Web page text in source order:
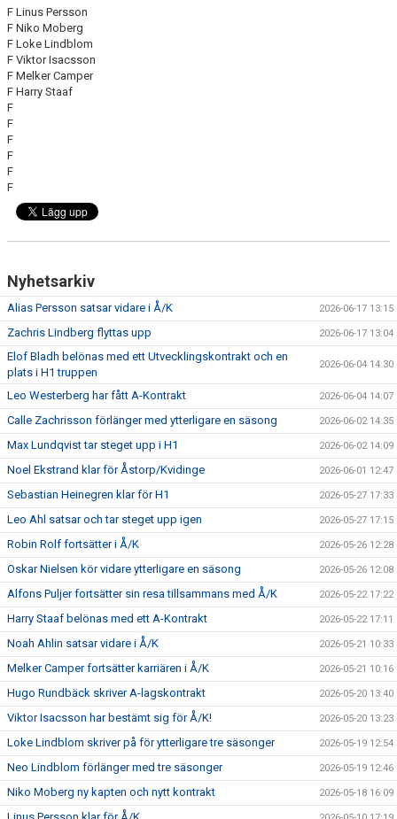
F Linus Persson
F Niko Moberg
F Loke Lindblom
F Viktor Isacsson
F Melker Camper
F Harry Staaf
F
F
F
F
F
F
Nyhetsarkiv
Alias Persson satsar vidare i Å/K 2026-06-17 13:15
Zachris Lindberg flyttas upp 2026-06-17 13:04
Elof Bladh belönas med ett Utvecklingskontrakt och en
plats i H1 truppen
2026-06-04 14:30
Leo Westerberg har fått A-Kontrakt 2026-06-04 14:07
Calle Zachrisson förlänger med ytterligare en säsong 2026-06-02 14:35
Max Lundqvist tar steget upp i H1 2026-06-02 14:09
Noel Ekstrand klar för Åstorp/Kvidinge 2026-06-01 12:47
Sebastian Heinegren klar för H1 2026-05-27 17:33
Leo Ahl satsar och tar steget upp igen 2026-05-27 17:15
Robin Rolf fortsätter i Å/K 2026-05-26 12:28
Oskar Nielsen kör vidare ytterligare en säsong 2026-05-26 12:08
Alfons Puljer fortsätter sin resa tillsammans med Å/K 2026-05-22 17:22
Harry Staaf belönas med ett A-Kontrakt 2026-05-22 17:11
Noah Ahlin satsar vidare i Å/K 2026-05-21 10:33
Melker Camper fortsätter karriären i Å/K 2026-05-21 10:16
Hugo Rundbäck skriver A-lagskontrakt 2026-05-20 13:40
Viktor Isacsson har bestämt sig för Å/K! 2026-05-20 13:23
Loke Lindblom skriver på för ytterligare tre säsonger 2026-05-19 12:54
Neo Lindblom förlänger med tre säsonger 2026-05-19 12:46
Niko Moberg ny kapten och nytt kontrakt 2026-05-18 16:09